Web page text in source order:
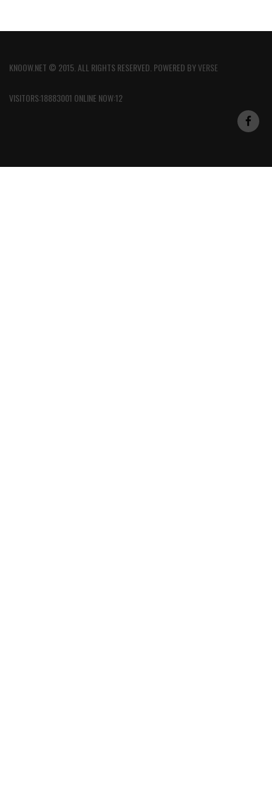
KNOOW.NET © 2015. ALL RIGHTS RESERVED. POWERED BYVERSE
VISITORS:18883001 ONLINE NOW:12